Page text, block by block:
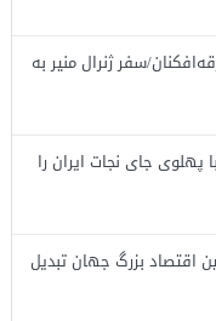
سفر ژنرال منیر به
جای نجات ایران را
اقتصاد بزرگ جهان تبدیل